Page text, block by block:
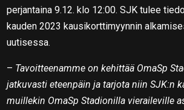
perjantaina 9.12. klo 12:00. SJK tulee
kauden 2023 kausikorttimyynnin
uutisessa.
– Tavoitteenamme on kehittää OmaSp
jatkuvasti eteenpäin ja tarjota niin SJK:n
muillekin OmaSp Stadionilla vieraileville